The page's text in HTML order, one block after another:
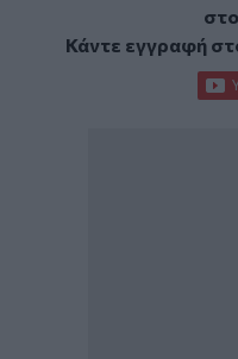
στο
Κάντε εγγραφή